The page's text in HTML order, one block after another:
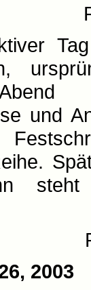
und
2003